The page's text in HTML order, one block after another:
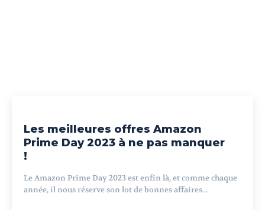
Les meilleures offres Amazon
Prime Day 2023 à ne pas manquer
!
Le Amazon Prime Day 2023 est enfin là, et comme chaque
année, il nous réserve son lot de bonnes affaires...